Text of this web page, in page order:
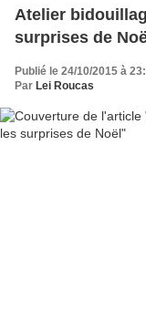
Atelier
surprises de
Publié le 24/10/2015 à
Par Lei Roucas